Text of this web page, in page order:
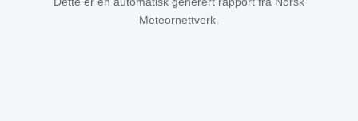
Meteornettverk.